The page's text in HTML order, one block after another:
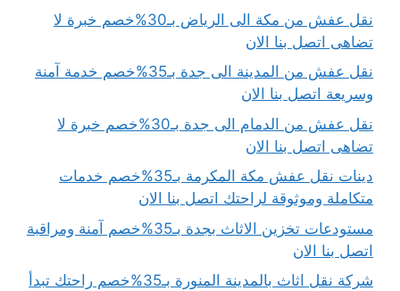
نقل عفش من مكة الى الرياض بـ30%خصم خبرة لا
تضاهى اتصل بنا الان
نقل عفش من المدينة الى جدة بـ35%خصم خدمة آمنة
وسريعة اتصل بنا الان
نقل عفش من الدمام الى جدة بـ30%خصم خبرة لا
تضاهى اتصل بنا الان
دينات نقل عفش مكة المكرمة بـ35%خصم خدمات
متكاملة وموثوقة لراحتك اتصل بنا الان
مستودعات تخزين الاثاث بجدة بـ35%خصم آمنة ومراقبة
اتصل بنا الان
شركة نقل اثاث بالمدينة المنورة بـ35%خصم راحتك تبدأ